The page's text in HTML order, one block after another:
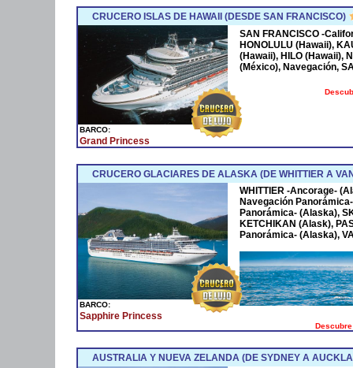
CRUCERO ISLAS DE HAWAII (DESDE SAN FRANCISCO)
BARCO:
Grand Princess
SAN FRANCISCO -
HONOLULU (Hawaii),
(Hawaii), HILO (Hawaii),
(México), Navegación,
CRUCERO GLACIARES DE ALASKA (DE WHITTIER A
BARCO:
Sapphire Princess
WHITTIER -Ancorage-
Navegación
Panorámica- (Alaska),
KETCHIKAN (Alask),
Panorámica- (Alaska),
AUSTRALIA Y NUEVA ZELANDA (DE SYDNEY A